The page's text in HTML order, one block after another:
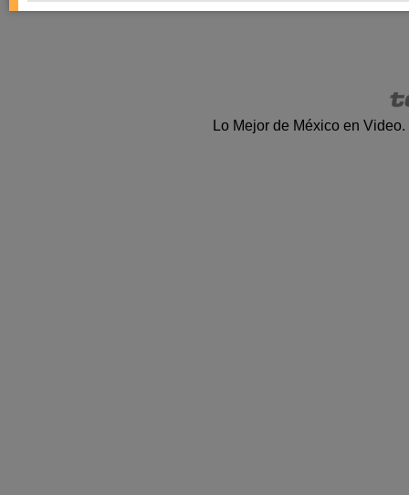
Lo Mejor de México en